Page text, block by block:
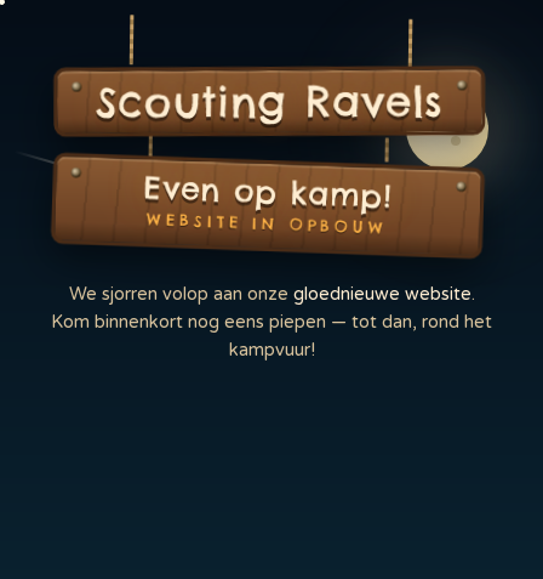
Scouting Ravels
Even op kamp!
WEBSITE IN OPBOUW
We sjorren volop aan onze gloednieuwe website.
Kom binnenkort nog eens piepen — tot dan, rond het
kampvuur!